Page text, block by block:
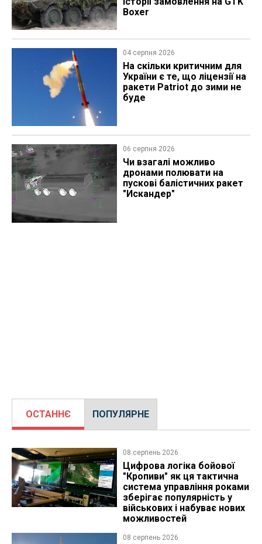
Boxer
04 серпня 2026
На скільки критичним для
України є те, що ліцензії на
ракети Patriot до зими не
буде
06 серпня 2026
Чи взагалі можливо
дронами полювати на
пускові балістичних ракет
"Искандер"
ОСТАННЄ ПОПУЛЯРНЕ
08 серпень 2026
Цифрова логіка бойової
"Кропиви" як ця тактична
система управління роками
зберігає популярність у
військових і набуває нових
можливостей
08 серпень 2026